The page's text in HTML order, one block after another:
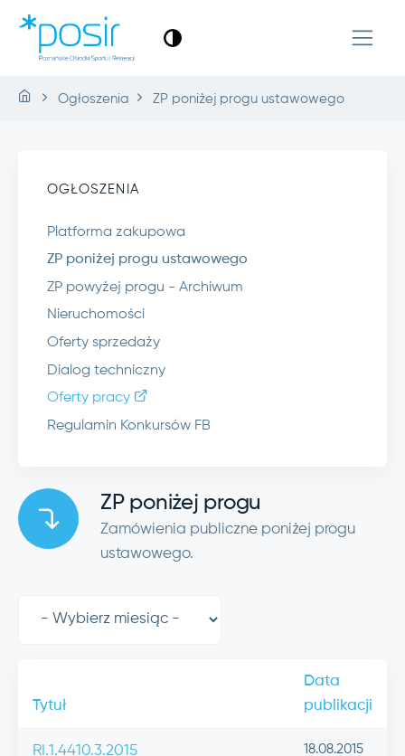
Ogłoszenia ZP poniżej progu ustawowego
OGŁOSZENIA
Platforma zakupowa
ZP poniżej progu ustawowego
ZP powyżej progu - Archiwum
Nieruchomości
Oferty sprzedaży
Dialog techniczny
Oferty pracy
Regulamin Konkursów FB
ZP poniżej progu
Zamówienia publiczne poniżej progu
ustawowego.
Tytuł
Data
publikacji
RI.1.4410.3.2015
18.08.2015